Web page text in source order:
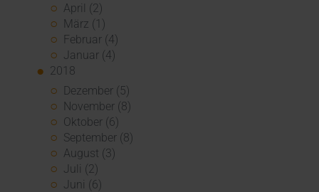
April (2)
März (1)
Februar (4)
Januar (4)
2018
Dezember (5)
November (8)
Oktober (6)
September (8)
August (3)
Juli (2)
Juni (6)